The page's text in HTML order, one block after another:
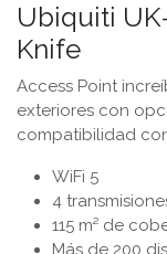
Ubiquiti
Knife
Access Point
exteriores con
compatibilidad
WiFi 5
4
115 m² de
Más de 200